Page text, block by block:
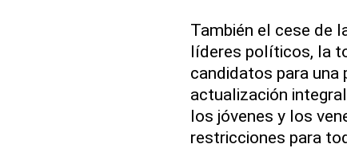
También el cese de
líderes políticos, la
candidatos para
actualización
los jóvenes y los
restricciones para